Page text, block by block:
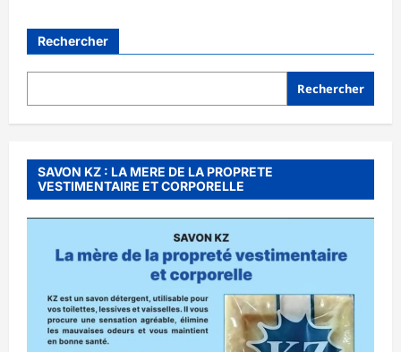
Rechercher
Rechercher
SAVON KZ : LA MERE DE LA PROPRETE
VESTIMENTAIRE ET CORPORELLE